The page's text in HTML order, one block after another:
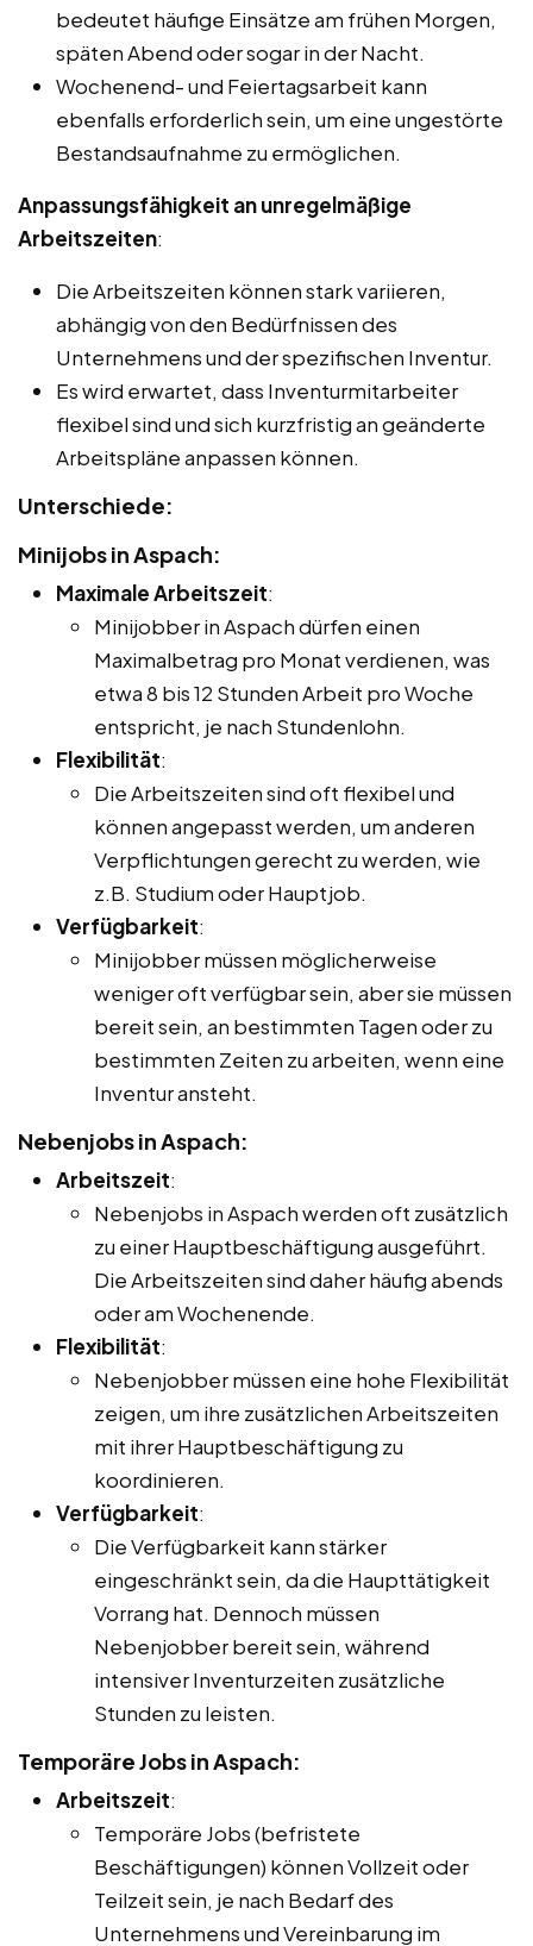
bedeutet häufige Einsätze am frühen Morgen,
späten Abend oder sogar in der Nacht.
Wochenend- und Feiertagsarbeit kann
ebenfalls erforderlich sein, um eine ungestörte
Bestandsaufnahme zu ermöglichen.
Anpassungsfähigkeit an unregelmäßige
Arbeitszeiten:
Die Arbeitszeiten können stark variieren,
abhängig von den Bedürfnissen des
Unternehmens und der spezifischen Inventur.
Es wird erwartet, dass Inventurmitarbeiter
flexibel sind und sich kurzfristig an geänderte
Arbeitspläne anpassen können.
Unterschiede:
Minijobs in Aspach:
Maximale Arbeitszeit:
Minijobber in Aspach dürfen einen
Maximalbetrag pro Monat verdienen, was
etwa 8 bis 12 Stunden Arbeit pro Woche
entspricht, je nach Stundenlohn.
Flexibilität:
Die Arbeitszeiten sind oft flexibel und
können angepasst werden, um anderen
Verpflichtungen gerecht zu werden, wie
z.B. Studium oder Hauptjob.
Verfügbarkeit:
Minijobber müssen möglicherweise
weniger oft verfügbar sein, aber sie müssen
bereit sein, an bestimmten Tagen oder zu
bestimmten Zeiten zu arbeiten, wenn eine
Inventur ansteht.
Nebenjobs in Aspach:
Arbeitszeit:
Nebenjobs in Aspach werden oft zusätzlich
zu einer Hauptbeschäftigung ausgeführt.
Die Arbeitszeiten sind daher häufig abends
oder am Wochenende.
Flexibilität:
Nebenjobber müssen eine hohe Flexibilität
zeigen, um ihre zusätzlichen Arbeitszeiten
mit ihrer Hauptbeschäftigung zu
koordinieren.
Verfügbarkeit:
Die Verfügbarkeit kann stärker
eingeschränkt sein, da die Haupttätigkeit
Vorrang hat. Dennoch müssen
Nebenjobber bereit sein, während
intensiver Inventurzeiten zusätzliche
Stunden zu leisten.
Temporäre Jobs in Aspach:
Arbeitszeit:
Temporäre Jobs (befristete
Beschäftigungen) können Vollzeit oder
Teilzeit sein, je nach Bedarf des
Unternehmens und Vereinbarung im